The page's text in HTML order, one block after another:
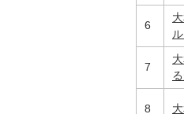
6
7
8